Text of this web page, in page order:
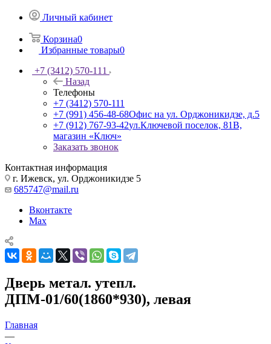
Личный кабинет
Корзина0
Избранные товары0
+7 (3412) 570-111
Назад
Телефоны
+7 (3412) 570-111
+7 (991) 456-48-68Офис на ул. Орджоникидзе, д.5
+7 (912) 767-93-42ул.Ключевой поселок, 81В,
магазин «Ключ»
Заказать звонок
Контактная информация
г. Ижевск, ул. Орджоникидзе 5
685747@mail.ru
Вконтакте
Max
Дверь метал. утепл.
ДПМ-01/60(1860*930), левая
Главная
—